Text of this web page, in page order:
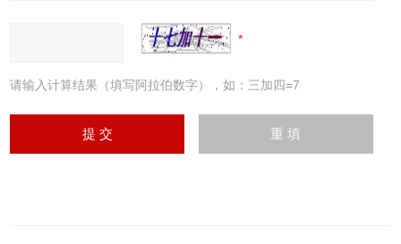
请输入计算结果（填写阿拉伯数字），如：三加四=7